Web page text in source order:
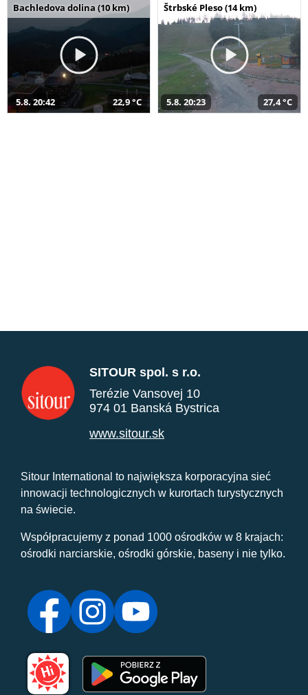
Bachledova dolina (10 km)
5.8. 20:42 22,9 °C
Štrbské Pleso (14 km)
5.8. 20:23 27,4 °C
SITOUR spol. s r.o.
Terézie Vansovej 10
974 01 Banská Bystrica
www.sitour.sk
Sitour International to największa korporacyjna sieć
innowacji technologicznych w kurortach turystycznych
na świecie.
Współpracujemy z ponad 1000 ośrodków w 8 krajach:
ośrodki narciarskie, ośrodki górskie, baseny i nie tylko.